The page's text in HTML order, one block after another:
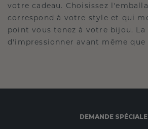
votre cadeau. Choisissez
correspond à votre style et qui
point vous tenez à votre bijou. La
d'impressionner avant même
DEMANDE SPÉCIALE